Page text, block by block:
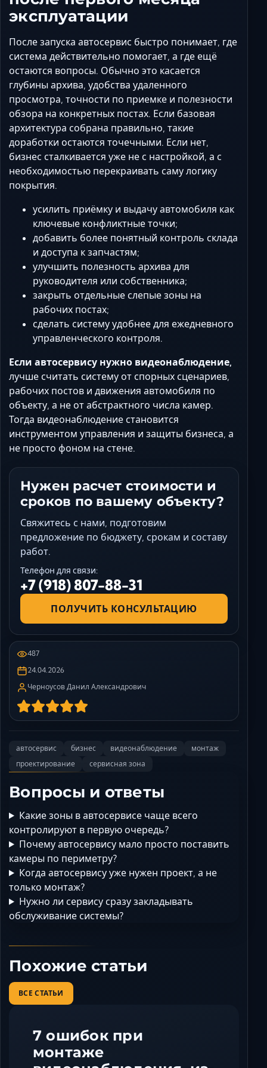
эксплуатации
После запуска автосервис быстро понимает, где
система действительно помогает, а где ещё
остаются вопросы. Обычно это касается
глубины архива, удобства удаленного
просмотра, точности по приемке и полезности
обзора на конкретных постах. Если базовая
архитектура собрана правильно, такие
доработки остаются точечными. Если нет,
бизнес сталкивается уже не с настройкой, а с
необходимостью перекраивать саму логику
покрытия.
усилить приёмку и выдачу автомобиля как
ключевые конфликтные точки;
добавить более понятный контроль склада
и доступа к запчастям;
улучшить полезность архива для
руководителя или собственника;
закрыть отдельные слепые зоны на
рабочих постах;
сделать систему удобнее для ежедневного
управленческого контроля.
Если автосервису нужно видеонаблюдение,
лучше считать систему от спорных сценариев,
рабочих постов и движения автомобиля по
объекту, а не от абстрактного числа камер.
Тогда видеонаблюдение становится
инструментом управления и защиты бизнеса, а
не просто фоном на стене.
Нужен расчет стоимости и
сроков по вашему объекту?
Свяжитесь с нами, подготовим
предложение по бюджету, срокам и составу
работ.
Телефон для связи:
+7 (918) 807-88-31
ПОЛУЧИТЬ КОНСУЛЬТАЦИЮ
487
24.04.2026
Черноусов Данил Александрович
автосервис бизнес видеонаблюдение
монтаж
проектирование
сервисная зона
Вопросы и ответы
Какие зоны в автосервисе чаще всего
контролируют в первую очередь?
Почему автосервису мало просто поставить
камеры по периметру?
Когда автосервису уже нужен проект, а не
только монтаж?
Нужно ли сервису сразу закладывать
обслуживание системы?
Похожие статьи
ВСЕ СТАТЬИ
7 ошибок при
монтаже